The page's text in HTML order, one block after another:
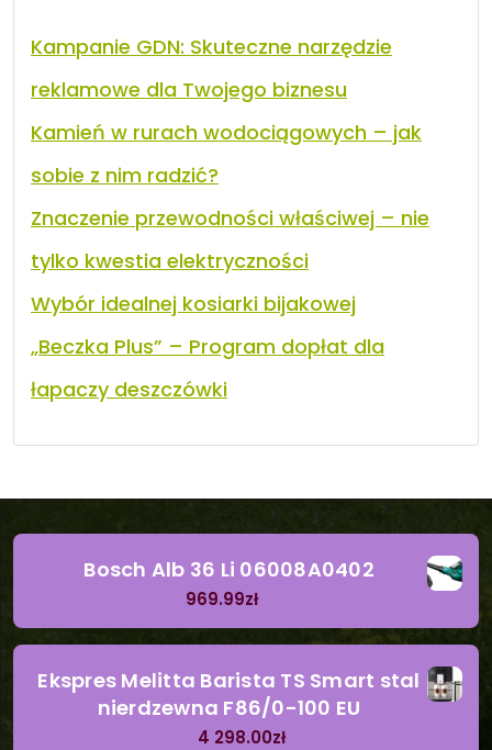
Kampanie GDN: Skuteczne narzędzie
reklamowe dla Twojego biznesu
Kamień w rurach wodociągowych – jak
sobie z nim radzić?
Znaczenie przewodności właściwej – nie
tylko kwestia elektryczności
Wybór idealnej kosiarki bijakowej
„Beczka Plus” – Program dopłat dla
łapaczy deszczówki
Bosch Alb 36 Li 06008A0402
969.99zł
Ekspres Melitta Barista TS Smart stal
nierdzewna F86/0-100 EU
4 298.00zł